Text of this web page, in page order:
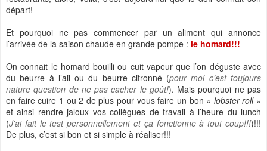
départ!
Et pourquoi ne pas commencer par un aliment qui annonce
l’arrivée de la saison chaude en grande pompe : le homard!!!
On connait le homard bouilli ou cuit vapeur que l’on déguste avec
du beurre à l’ail ou du beurre citronné (pour moi c’est toujours
nature question de ne pas cacher le goût!). Mais pourquoi ne pas
en faire cuire 1 ou 2 de plus pour vous faire un bon « lobster roll»
et ainsi rendre jaloux vos collègues de travail à l’heure du lunch
(J'ai fait le test personnellement et ça fonctionne à tout coup!!!)!!!
De plus, c’est si bon et si simple à réaliser!!!